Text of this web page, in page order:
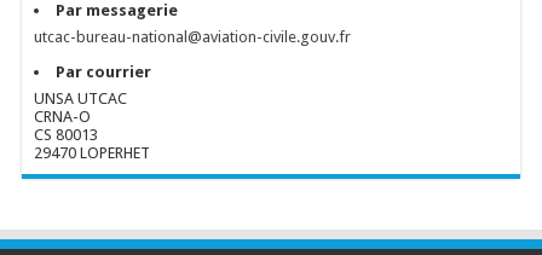
Par messagerie
utcac-bureau-national@aviation-civile.gouv.fr
Par courrier
UNSA UTCAC
CRNA-O
CS 80013
29470 LOPERHET